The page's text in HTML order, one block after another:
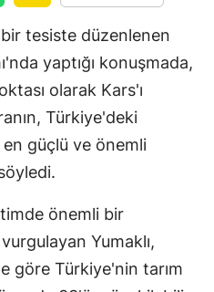
tesiste düzenlenen
yaptığı konuşmada,
olarak Kars'ı
Türkiye'deki
en güçlü ve önemli
önemli bir
Yumaklı,
göre Türkiye'nin tarım